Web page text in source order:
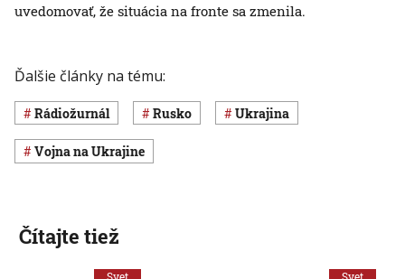
uvedomovať, že situácia na fronte sa zmenila.
Ďalšie články na tému:
Rádiožurnál Rusko Ukrajina
vojna na Ukrajine
Čítajte tiež
Svet Svet